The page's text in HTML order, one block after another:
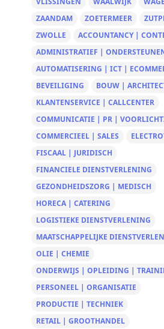
ZAANDAM
ZOETERMEER
ZWOLLE
ACCOUNTANCY |
ADMINISTRATIEF |
AUTOMATISERING | ICT |
BEVEILIGING
BOUW |
KLANTENSERVICE | CALLCENTER
COMMUNICATIE | PR |
COMMERCIEEL | SALES
FISCAAL | JURIDISCH
FINANCIELE DIENSTVERLENING
GEZONDHEIDSZORG | MEDISCH
HORECA | CATERING
LOGISTIEKE DIENSTVERLENING
MAATSCHAPPELIJKE
OLIE | CHEMIE
ONDERWIJS | OPLEIDING |
PERSONEEL | ORGANISATIE
PRODUCTIE | TECHNIEK
RETAIL | GROOTHANDEL